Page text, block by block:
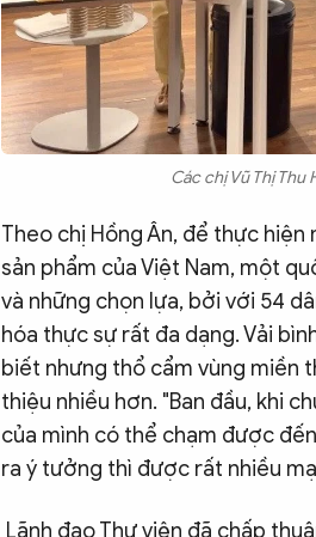
Các chị Vũ Thị Thu
Theo chị Hồng Ân, để thực
sản phẩm của Việt Nam, một
và những chọn lựa, bởi với 54
hóa thực sự rất đa dạng. Vải
biết nhưng thổ cẩm vùng miền
thiệu nhiều hơn. "Ban đầu, khi
của mình có thể chạm được
ra ý tưởng thì được rất nhiều
Lãnh đạo Thư viện đã chấp